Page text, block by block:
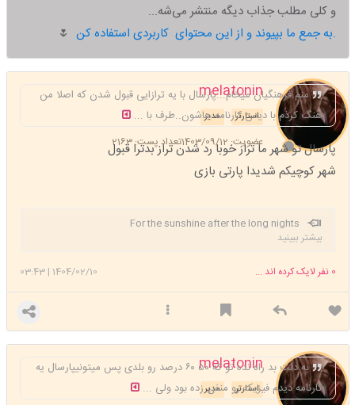
و کلی مطلب جذاب دیگه منتشر می‌شه...
به جمع ما بپیوند و از این محتوای کاربردی استفاده کن.
🌷
melatonin
مدیر استارتر
عضویت: 1403/09/12 تعداد پست: 2163
منم فرهنگیان میخام...پارسال با یه ترازایی قبول شدن که اصلا من
هنگ کرذم با دیدن کارنامه هاشون..طرف با ...
پارسال تو شهر ما تراز خوبا رد شدن تراز بدترا قبول
شهر کوچیکم شدیدا پارتی بازی
For the sunshine after the long nights
بیشتر ببینید
1404/02/10
|
03:43 0 نفر لایک کرده اند ...
melatonin
مدیر استارتر
به دلت بد راه نده تو که ۵۰ ۶۰ درصد رو بلدی پس میتونیپارسال یه
کارنامه دیدم فیزیک رو منفی زده بود ولی ...